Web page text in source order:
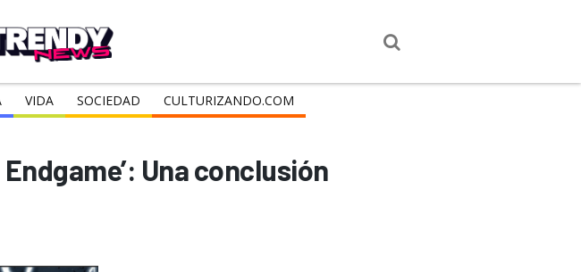
VIDA SOCIEDAD CULTURIZANDO.COM
Una conclusión